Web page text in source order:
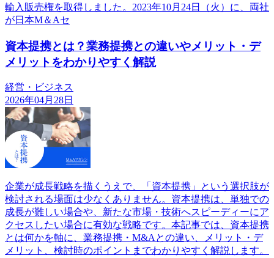
輸入販売権を取得しました。2023年10月24日（火）に、両社
が日本M＆Aセ
資本提携とは？業務提携との違いやメリット・デ
メリットをわかりやすく解説
経営・ビジネス
2026年04月28日
企業が成長戦略を描くうえで、「資本提携」という選択肢が
検討される場面は少なくありません。資本提携は、単独での
成長が難しい場合や、新たな市場・技術へスピーディーにア
クセスしたい場合に有効な戦略です。本記事では、資本提携
とは何かを軸に、業務提携・M&Aとの違い、メリット・デ
メリット、検討時のポイントまでわかりやすく解説します。